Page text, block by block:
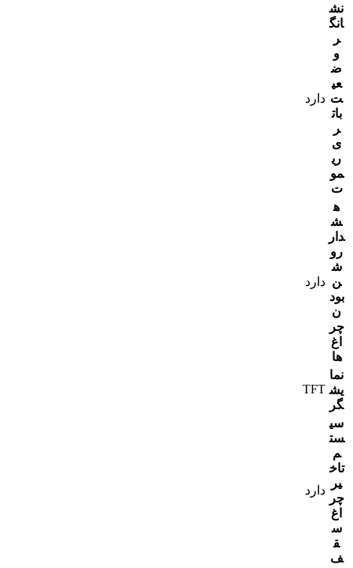
نش
انگ
ر
و
ض
عی
ت
بات
ر
ی
ری
مو
ت
دارد
ه
ش
دار
رو
ش
ن
بود
ن
چر
اغ‌
ها
دارد
نما
یش
گر
TFT
سی
ست
م
تاخ
یر
چر
اغ
س
ق
ف
دارد